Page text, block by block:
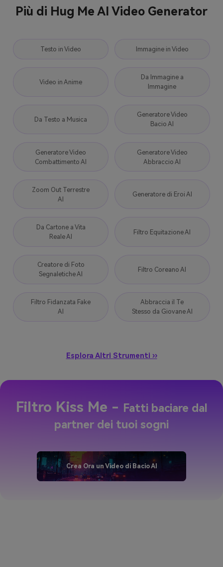
Più di Hug Me AI Video Generator
Testo in Video Immagine in Video
Video in Anime
Da Immagine a
Immagine
Da Testo a Musica
Generatore Video
Bacio AI
Generatore Video
Combattimento AI
Generatore Video
Abbraccio AI
Zoom Out Terrestre
AI
Generatore di Eroi AI
Da Cartone a Vita
Reale AI
Filtro Equitazione AI
Creatore di Foto
Segnaletiche AI
Filtro Coreano AI
Filtro Fidanzata Fake
AI
Abbraccia il Te
Stesso da Giovane AI
Esplora Altri Strumenti ››
Filtro Kiss Me - Fatti baciare dal
partner dei tuoi sogni
Crea Ora un Video di Bacio AI